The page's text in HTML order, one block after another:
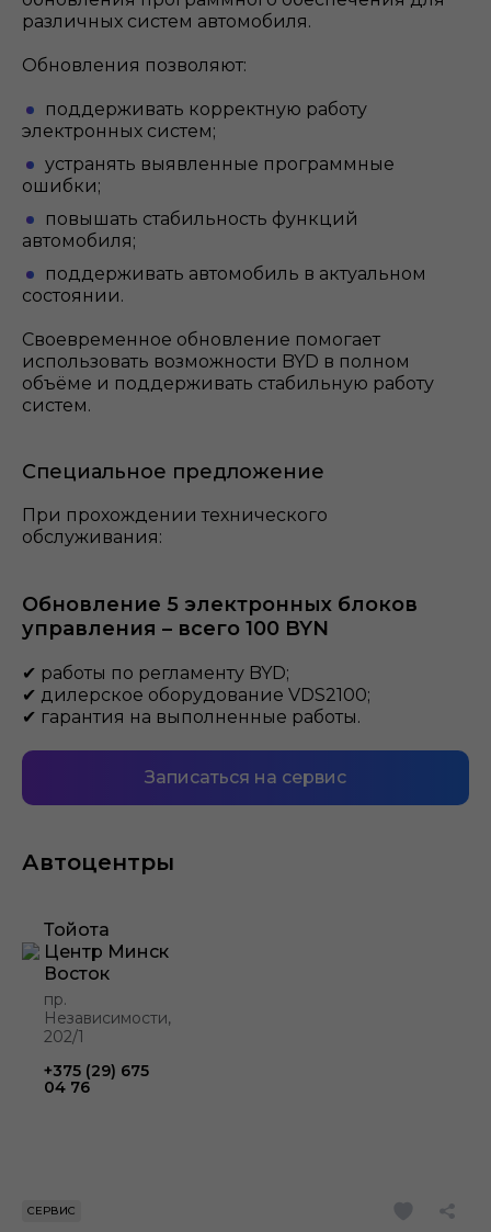
различных систем автомобиля.
Обновления позволяют:
поддерживать корректную работу
электронных систем;
устранять выявленные программные
ошибки;
повышать стабильность функций
автомобиля;
поддерживать автомобиль в актуальном
состоянии.
Своевременное обновление помогает
использовать возможности BYD в полном
объёме и поддерживать стабильную работу
систем.
Специальное предложение
При прохождении технического
обслуживания:
Обновление 5 электронных блоков
управления – всего 100 BYN
✔ работы по регламенту BYD;
✔ дилерское оборудование VDS2100;
✔ гарантия на выполненные работы.
Записаться на сервис
Автоцентры
Тойота
Центр Минск
Восток
пр.
Независимости,
202/1
+375 (29) 675
04 76
СЕРВИС